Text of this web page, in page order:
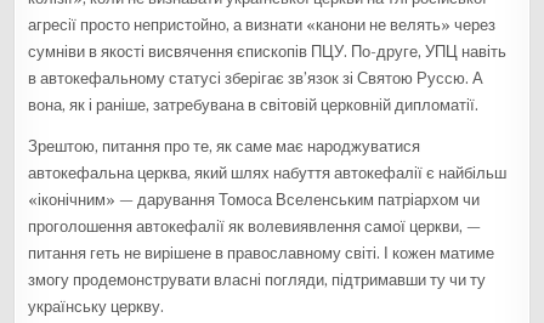
агресії просто непристойно, а визнати «канони не велять» через
сумніви в якості висвячення єпископів ПЦУ. По-друге, УПЦ навіть
в автокефальному статусі зберігає зв’язок зі Святою Руссю. А
вона, як і раніше, затребувана в світовій церковній дипломатії.
Зрештою, питання про те, як саме має народжуватися
автокефальна церква, який шлях набуття автокефалії є найбільш
«іконічним» — дарування Томоса Вселенським патріархом чи
проголошення автокефалії як волевиявлення самої церкви, —
питання геть не вирішене в православному світі. І кожен матиме
змогу продемонструвати власні погляди, підтримавши ту чи ту
українську церкву.